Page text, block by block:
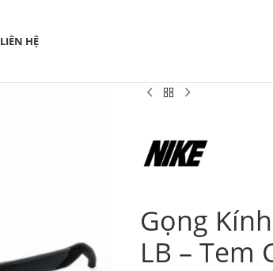
LIÊN HỆ
Gọng
LB – Tem